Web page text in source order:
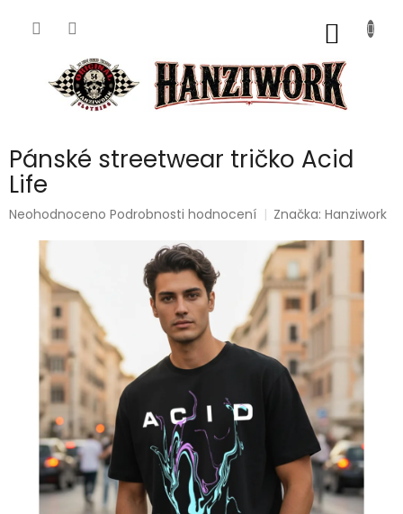
Pánské streetwear tričko Acid
Life
Průměrné
produktu
hvězdiček.
Neohodnoceno Podrobnosti hodnocení Značka:Hanziwork